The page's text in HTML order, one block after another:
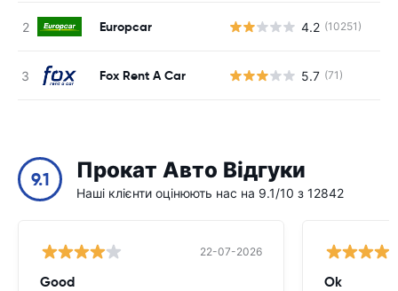
Europcar 4.2 (10251)
Fox Rent A Car 5.7 (71)
9.1 Прокат Авто Відгуки
Наші клієнти оцінюють нас на 9.1/10 з 12842
22-07-2026
Good Ok